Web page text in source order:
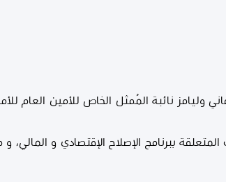
وليامز نائبة المُمثل الخاص للأمين العام
ببرنامج الإصلاح الإقتصادي و المالي، و